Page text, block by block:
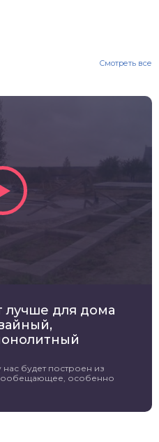
Смотреть все
лучше для дома
будет построен из
особенно